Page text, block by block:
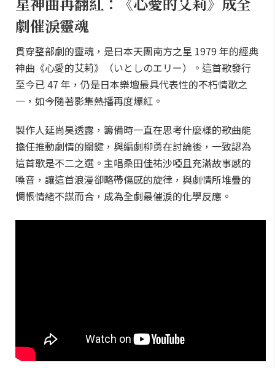
劇催淚靈魂
貫穿整部劇的靈魂，是日本天團南方之星 1979 年的經典
神曲《心愛的艾莉》（いとしのエリー）。這首歌發行
至今已 47 年，仍是日本樂壇最具代表性的不朽情歌之
一，如今隨著影集熱播再度爆紅。
製作人延尚昊透露，籌備時一直在思考什麼樣的歌曲能
擔任推動劇情的關鍵，與編劇柳勇在討論後，一致認為
這首歌是不二之選。主唱桑田佳祐沙啞且充滿故事感的
嗓音，讓這首浪漫卻略帶傷感的旋律，與劇情所堆疊的
惆悵情緒不謀而合，成為全劇最催淚的化學反應。